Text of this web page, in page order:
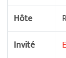
Hôte
Invité